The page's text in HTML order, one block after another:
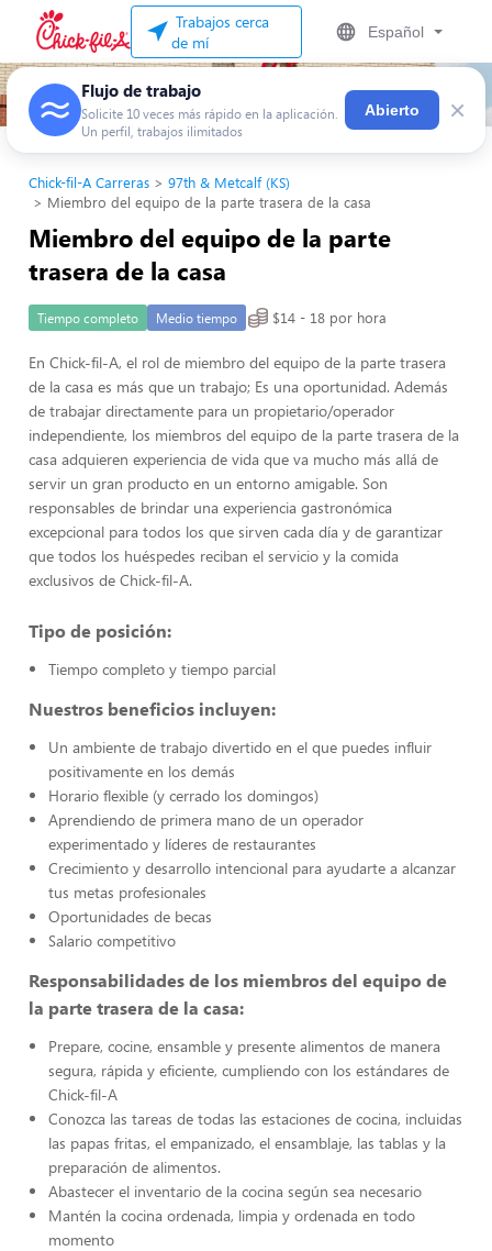
Trabajos cerca
de mí
Español
Flujo de trabajo
Solicite 10 veces más rápido en la aplicación.
Un perfil, trabajos ilimitados
Abierto ×
Chick-fil-A Carreras
97th & Metcalf (KS)
Miembro del equipo de la parte trasera de la casa
Miembro del equipo de la parte
trasera de la casa
Tiempo completo Medio tiempo $14 - 18 por hora
En Chick-fil-A, el rol de miembro del equipo de la parte trasera
de la casa es más que un trabajo; Es una oportunidad. Además
de trabajar directamente para un propietario/operador
independiente, los miembros del equipo de la parte trasera de la
casa adquieren experiencia de vida que va mucho más allá de
servir un gran producto en un entorno amigable. Son
responsables de brindar una experiencia gastronómica
excepcional para todos los que sirven cada día y de garantizar
que todos los huéspedes reciban el servicio y la comida
exclusivos de Chick-fil-A.
Tipo de posición:
Tiempo completo y tiempo parcial
Nuestros beneficios incluyen:
Un ambiente de trabajo divertido en el que puedes influir
positivamente en los demás
Horario flexible (y cerrado los domingos)
Aprendiendo de primera mano de un operador
experimentado y líderes de restaurantes
Crecimiento y desarrollo intencional para ayudarte a alcanzar
tus metas profesionales
Oportunidades de becas
Salario competitivo
Responsabilidades de los miembros del equipo de
la parte trasera de la casa:
Prepare, cocine, ensamble y presente alimentos de manera
segura, rápida y eficiente, cumpliendo con los estándares de
Chick-fil-A
Conozca las tareas de todas las estaciones de cocina, incluidas
las papas fritas, el empanizado, el ensamblaje, las tablas y la
preparación de alimentos.
Abastecer el inventario de la cocina según sea necesario
Mantén la cocina ordenada, limpia y ordenada en todo
momento